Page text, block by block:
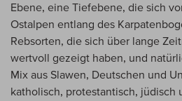
Ebene, eine Tiefebene, die sich
Ostalpen entlang des
Rebsorten, die sich über lange
wertvoll gezeigt haben, und
Mix aus Slawen, Deutschen und
katholisch, protestantisch, jüdisch